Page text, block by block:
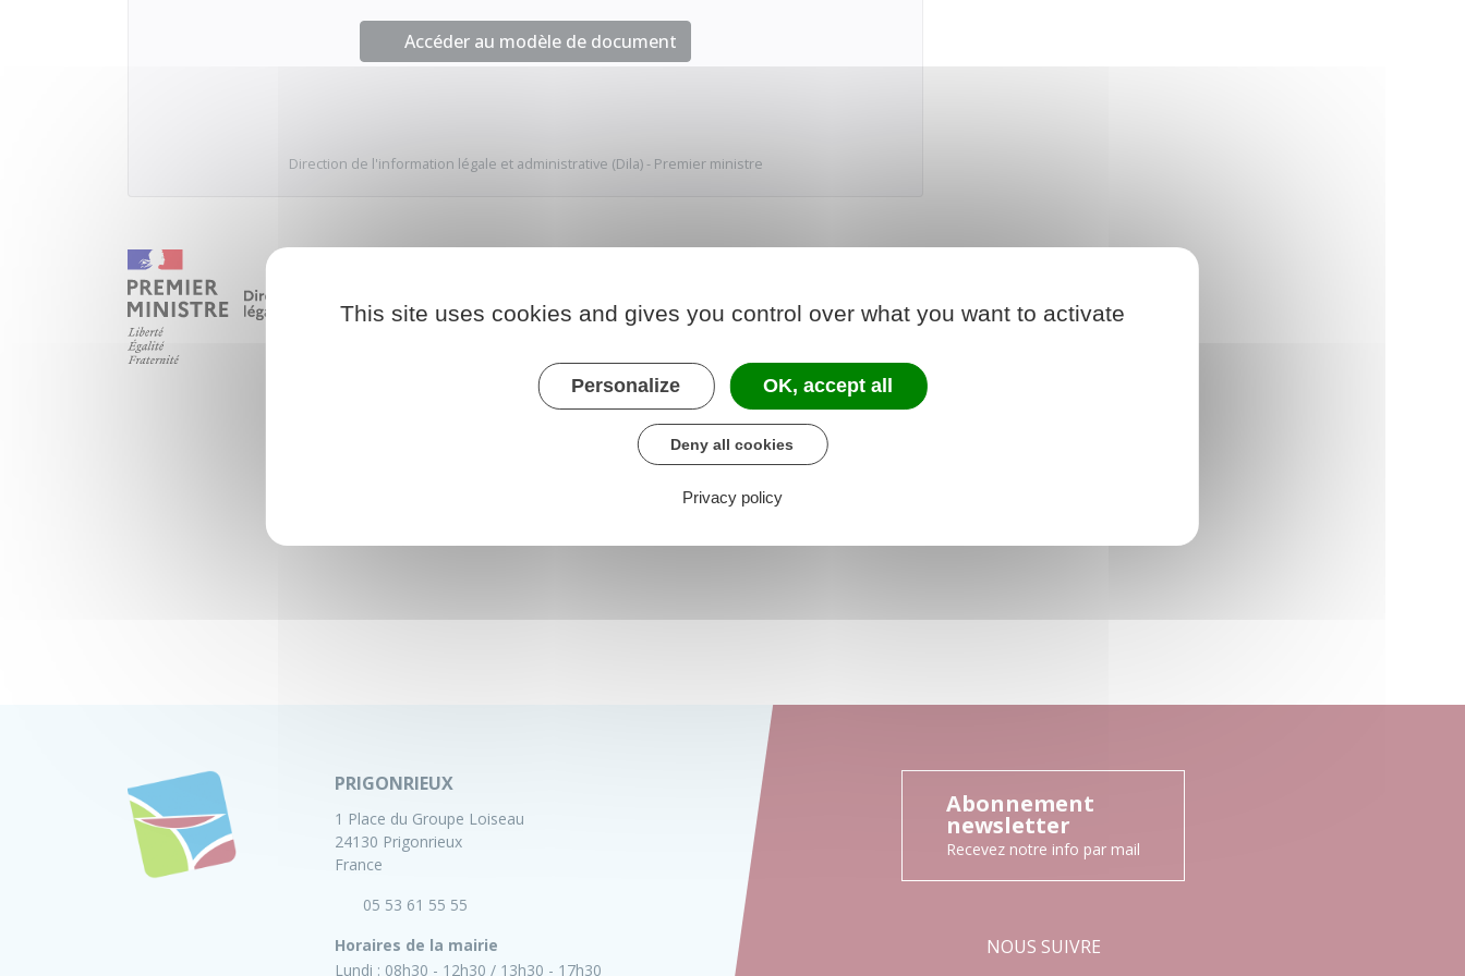
Accéder au modèle de document
Direction de l'information légale et administrative (Dila) - Premier ministre
PRIGONRIEUX
1 Place du Groupe Loiseau
24130 Prigonrieux
France
05 53 61 55 55
Horaires de la mairie
Lundi : 08h30 - 12h30 13h30 - 17h30
Abonnement
newsletter
Recevez notre info par mail
NOUS SUIVRE
This site uses cookies and gives you control over what you want to activate
Personalize OK, accept all
Deny all cookies
Privacy policy